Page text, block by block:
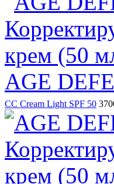
AGE
CC Cream Light SPF 50